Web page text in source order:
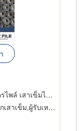
โรงงานเสาเข็มไมโครไพล์ สปันไมโครไพล์ เสาเข็มไมโครไพล์สี่เหลี่ยมตัน พีเคเสาเข็ม
มาตอกและเจาะเสาเข็ม